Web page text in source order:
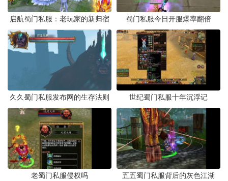
启航蜀门私服：老玩家的新归宿 蜀门私服今日开服爆率翻倍
久久蜀门私服发布网的生存法则 世纪蜀门私服十年沉浮记
老蜀门私服侵权吗 五五蜀门私服背后的灰色江湖